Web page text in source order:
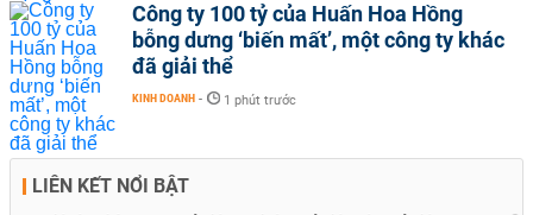
Công ty 100 tỷ của Huấn Hoa Hồng
bỗng dưng ‘biến mất’, một công ty khác
đã giải thể
KINH DOANH - 1 phút trước
LIÊN KẾT NỔI BẬT